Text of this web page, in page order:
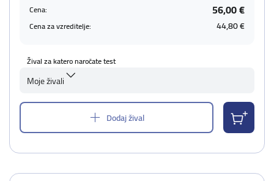
Cena: 56,00 €
Cena za vzreditelje: 44,80 €
Žival za katero naročate test
Moje živali
Dodaj žival